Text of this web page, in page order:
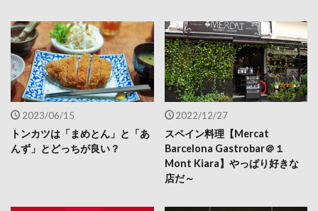
2023/06/15
トンカツは「まめとん」と「あ
んず」とどっちが良い？
2022/12/27
スペイン料理【Mercat
Barcelona Gastrobar＠１
Mont Kiara】やっぱり好きな
店だ～